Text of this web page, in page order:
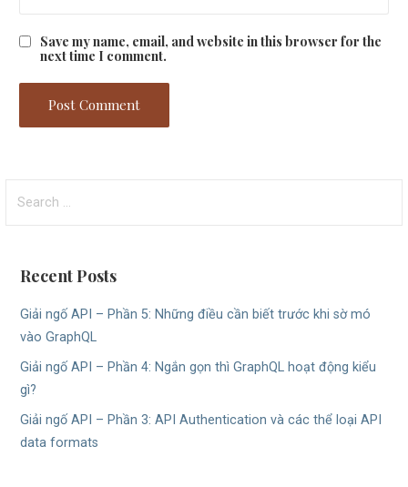
Save my name, email, and website in this browser for the
next time I comment.
for:
Recent Posts
Giải ngố API – Phần 5: Những điều cần biết trước khi sờ mó
vào GraphQL
Giải ngố API – Phần 4: Ngắn gọn thì GraphQL hoạt động kiểu
gì?
Giải ngố API – Phần 3: API Authentication và các thể loại API
data formats